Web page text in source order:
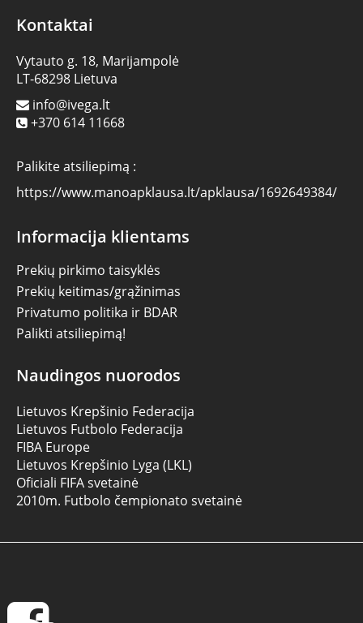
Kontaktai
Vytauto g. 18, Marijampolė
LT-68298 Lietuva
info@ivega.lt
+370 614 11668
Palikite atsiliepimą :
https://www.manoapklausa.lt/apklausa/1692649384/
Informacija klientams
Prekių pirkimo taisyklės
Prekių keitimas/grąžinimas
Privatumo politika ir BDAR
Palikti atsiliepimą!
Naudingos nuorodos
Lietuvos Krepšinio Federacija
Lietuvos Futbolo Federacija
FIBA Europe
Lietuvos Krepšinio Lyga (LKL)
Oficiali FIFA svetainė
2010m. Futbolo čempionato svetainė